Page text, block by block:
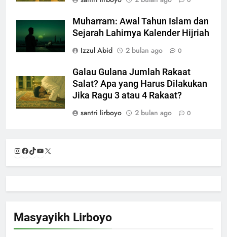
Muharram: Awal Tahun Islam dan
Sejarah Lahirnya Kalender Hijriah
Izzul Abid
2 bulan ago 0
Galau Gulana Jumlah Rakaat
Salat? Apa yang Harus Dilakukan
Jika Ragu 3 atau 4 Rakaat?
santri lirboyo
2 bulan ago 0
Instagram
Facebook
TikTok
YouTube
Masyayikh Lirboyo